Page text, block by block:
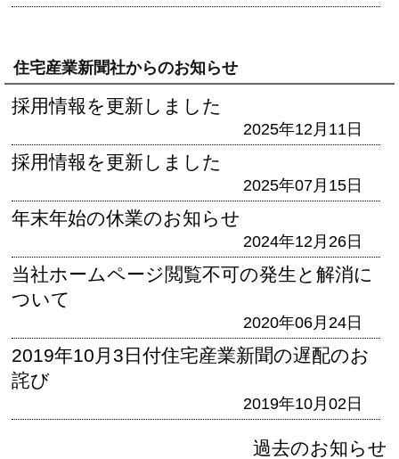
住宅産業新聞社からのお知らせ
採用情報を更新しました
2025年12月11日
採用情報を更新しました
2025年07月15日
年末年始の休業のお知らせ
2024年12月26日
当社ホームページ閲覧不可の発生と解消に
ついて
2020年06月24日
2019年10月3日付住宅産業新聞の遅配のお
詫び
2019年10月02日
過去のお知らせ